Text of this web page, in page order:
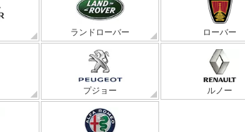
ランドローバー ローバー
プジョー ルノー